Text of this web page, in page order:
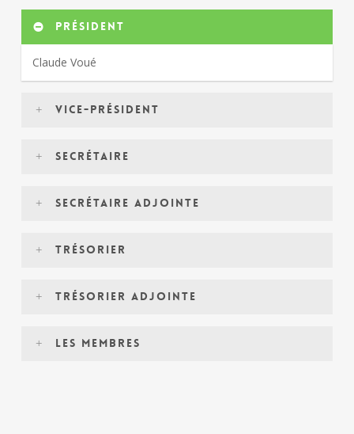
Président
Claude Voué
Vice-président
Secrétaire
Secrétaire adjointe
Trésorier
Trésorier adjointe
Les membres